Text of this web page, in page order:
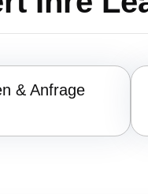
& Anfrage